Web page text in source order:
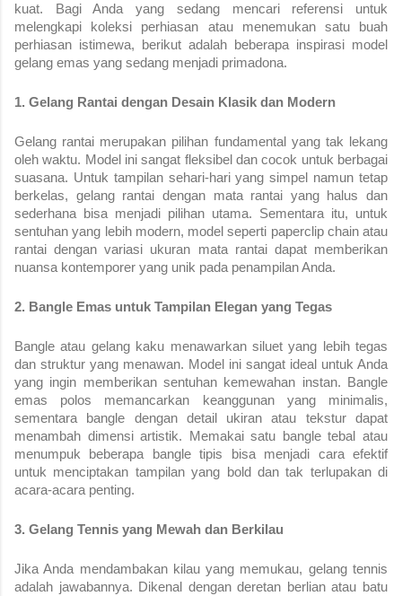
kuat. Bagi Anda yang sedang mencari referensi untuk
melengkapi koleksi perhiasan atau menemukan satu buah
perhiasan istimewa, berikut adalah beberapa inspirasi model
gelang emas yang sedang menjadi primadona.
1. Gelang Rantai dengan Desain Klasik dan Modern
Gelang rantai merupakan pilihan fundamental yang tak lekang
oleh waktu. Model ini sangat fleksibel dan cocok untuk berbagai
suasana. Untuk tampilan sehari-hari yang simpel namun tetap
berkelas, gelang rantai dengan mata rantai yang halus dan
sederhana bisa menjadi pilihan utama. Sementara itu, untuk
sentuhan yang lebih modern, model seperti paperclip chain atau
rantai dengan variasi ukuran mata rantai dapat memberikan
nuansa kontemporer yang unik pada penampilan Anda.
2. Bangle Emas untuk Tampilan Elegan yang Tegas
Bangle atau gelang kaku menawarkan siluet yang lebih tegas
dan struktur yang menawan. Model ini sangat ideal untuk Anda
yang ingin memberikan sentuhan kemewahan instan. Bangle
emas polos memancarkan keanggunan yang minimalis,
sementara bangle dengan detail ukiran atau tekstur dapat
menambah dimensi artistik. Memakai satu bangle tebal atau
menumpuk beberapa bangle tipis bisa menjadi cara efektif
untuk menciptakan tampilan yang bold dan tak terlupakan di
acara-acara penting.
3. Gelang Tennis yang Mewah dan Berkilau
Jika Anda mendambakan kilau yang memukau, gelang tennis
adalah jawabannya. Dikenal dengan deretan berlian atau batu